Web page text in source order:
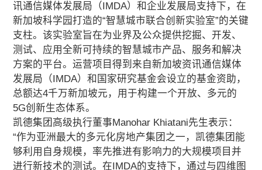
讯通信媒体发展局（IMDA）和企业发展局支持下，在
新加坡科学园打造的“智慧城市联合创新实验室”的关键
支柱。该实验室旨在为业界及公众提供挖掘、开发、
测试、应用全新可持续的智慧城市产品、服务和解决
方案的平台。运营项目得到来自新加坡资讯通信媒体
发展局（IMDA）和国家研究基金会设立的基金资助，
总额达4千万新加坡元，用于构建一个开放、多元的
5G创新生态体系。
凯德集团高级执行董事Manohar Khiatani先生表示：
“作为亚洲最大的多元化房地产集团之一，凯德集团能
够利用自身规模，率先推进有影响力的大规模项目并
进行新技术的测试。在IMDA的支持下，通过与四维图